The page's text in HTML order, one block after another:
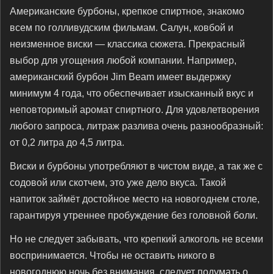
Американские бурбоны, крепкое спиртное, знакомо
всем по голливудским фильмам. Салун, ковбой и
неизменное виски — классика сюжета. Прекрасный
выбор для угощения любой компании. Например,
американский бурбон Jim Beam имеет выдержку
минимум 4 года, что обеспечивает изысканный вкус и
неповторимый аромат спиртного. Для удовлетворения
любого запроса, литраж разлива очень разнообразный:
от 0,2 литра до 4,5 литра.
Виски и бурбоны употребляют в чистом виде, а так же с
содовой или скотчем, это уже дело вкуса. Такой
напиток займёт достойное место на новогоднем столе,
гарантируя утреннее пробуждение без головной боли.
Но не следует забывать, что крепкий алкоголь не всеми
воспринимается. Чтобы не оставить никого в
новогоднюю ночь без внимания, следует подумать о